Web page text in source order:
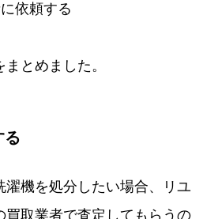
依頼する
とめました。
る
濯機を処分したい場合、リユ
買取業者で査定してもらうの